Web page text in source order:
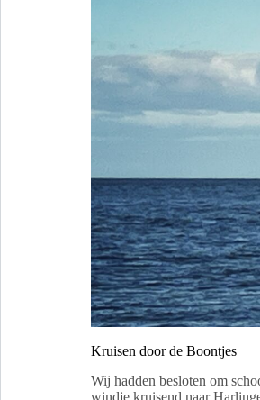
Kruisen door de Boontjes
Wij hadden besloten om
windje kruisend naar